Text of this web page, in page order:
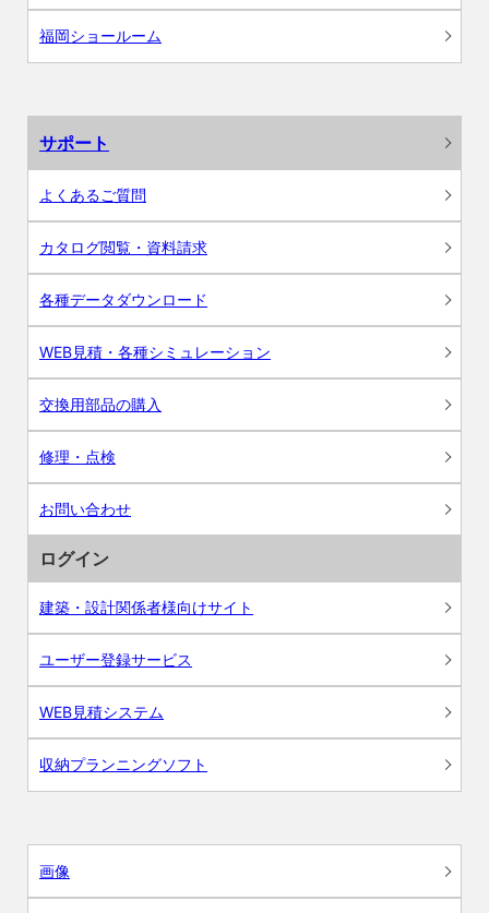
福岡ショールーム
サポート
よくあるご質問
カタログ閲覧・資料請求
各種データダウンロード
WEB見積・各種シミュレーション
交換用部品の購入
修理・点検
お問い合わせ
ログイン
建築・設計関係者様向けサイト
ユーザー登録サービス
WEB見積システム
収納プランニングソフト
画像